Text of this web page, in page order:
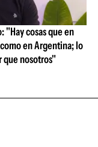
"Hay cosas que en
en Argentina; lo
que nosotros"